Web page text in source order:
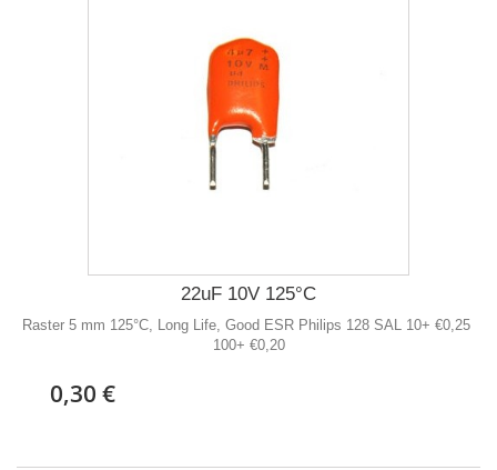
22uF 10V 125°C
Raster 5 mm 125°C, Long Life, Good ESR Philips 128 SAL 10+ €0,25
100+ €0,20
0,30 €